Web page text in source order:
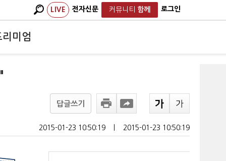
LIVE 전자신문 커뮤니티 함께 로그인
리미엄
답글쓰기
2015-01-23 10:50:19 2015-01-23 10:50:19